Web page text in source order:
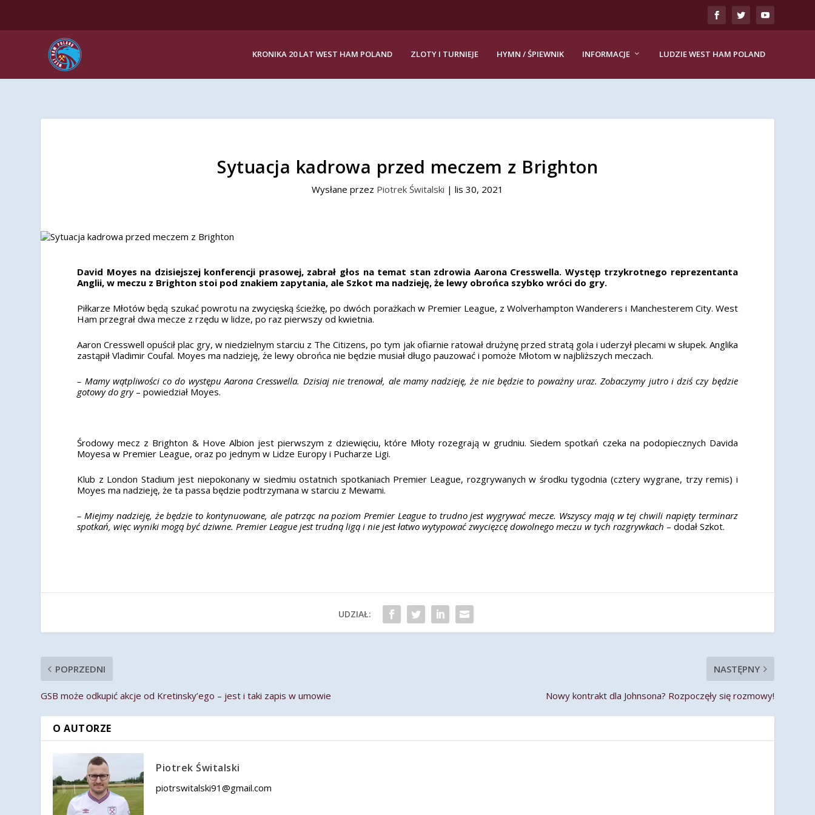
KRONIKA 20 LAT WEST HAM POLAND ZLOTY I TURNIEJE HYMN / ŚPIEWNIK INFORMACJE LUDZIE WEST HAM POLAND
Sytuacja kadrowa przed meczem z Brighton
Wysłane przez Piotrek Świtalski | lis 30, 2021
David Moyes na dzisiejszej konferencji prasowej, zabrał głos na temat stan zdrowia Aarona Cresswella. Występ trzykrotnego reprezentanta
Anglii, w meczu z Brighton stoi pod znakiem zapytania, ale Szkot ma nadzieję, że lewy obrońca szybko wróci do gry.
Piłkarze Młotów będą szukać powrotu na zwycięską ścieżkę, po dwóch porażkach w Premier League, z Wolverhampton Wanderers i Manchesterem City. West
Ham przegrał dwa mecze z rzędu w lidze, po raz pierwszy od kwietnia.
Aaron Cresswell opuścił plac gry, w niedzielnym starciu z The Citizens, po tym jak ofiarnie ratował drużynę przed stratą gola i uderzył plecami w słupek. Anglika
zastąpił Vladimir Coufal. Moyes ma nadzieję, że lewy obrońca nie będzie musiał długo pauzować i pomoże Młotom w najbliższych meczach.
– Mamy wątpliwości co do występu Aarona Cresswella. Dzisiaj nie trenował, ale mamy nadzieję, że nie będzie to poważny uraz. Zobaczymy jutro i dziś czy będzie
gotowy do gry– powiedział Moyes.
Środowy mecz z Brighton & Hove Albion jest pierwszym z dziewięciu, które Młoty rozegrają w grudniu. Siedem spotkań czeka na podopiecznych Davida
Moyesa w Premier League, oraz po jednym w Lidze Europy i Pucharze Ligi.
Klub z London Stadium jest niepokonany w siedmiu ostatnich spotkaniach Premier League, rozgrywanych w środku tygodnia (cztery wygrane, trzy remis) i
Moyes ma nadzieję, że ta passa będzie podtrzymana w starciu z Mewami.
– Miejmy nadzieję, że będzie to kontynuowane, ale patrząc na poziom Premier League to trudno jest wygrywać mecze. Wszyscy mają w tej chwili napięty terminarz
spotkań, więc wyniki mogą być dziwne. Premier League jest trudną ligą i nie jest łatwo wytypować zwycięzcę dowolnego meczu w tych rozgrywkach – dodał Szkot.
UDZIAŁ:
POPRZEDNI
GSB może odkupić akcje od Kretinsky’ego – jest i taki zapis w umowie
NASTĘPNY
Nowy kontrakt dla Johnsona? Rozpoczęły się rozmowy!
O AUTORZE
Piotrek Świtalski
piotrswitalski91@gmail.com